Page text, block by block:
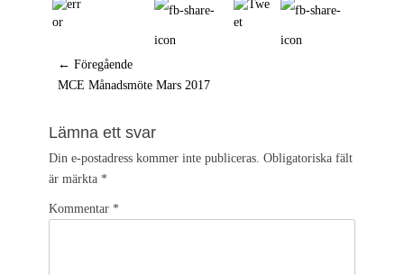
Inläggsnavigering
← Föregående
Föregående
MCE Månadsmöte Mars 2017
Lämna ett svar
Din e-postadress kommer inte publiceras. Obligatoriska fält
är märkta *
Kommentar *